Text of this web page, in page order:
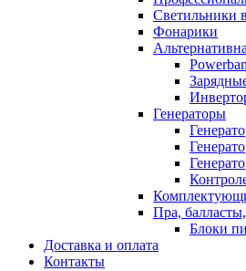
Светильники
Фонарики
Генераторы
Пра, балласты,
Блоки
Доставка и оплата
Контакты